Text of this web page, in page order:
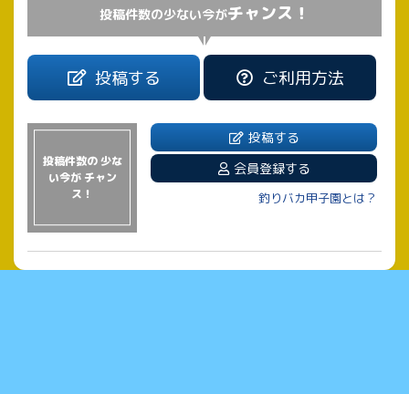
投稿件数の少ない今がチャンス！
投稿する ご利用方法
投稿件数の 少な
い今が チャン
ス！
投稿する
会員登録する
釣りバカ甲子園とは？